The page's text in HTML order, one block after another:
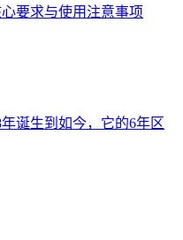
要求与使用注意事项
诞生到如今，它的6年区